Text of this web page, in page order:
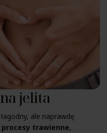
jelita
ale naprawdę
trawienne,